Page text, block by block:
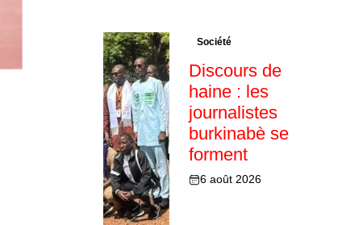
Société
Discours de
haine : les
journalistes
burkinabè se
forment
6 août 2026